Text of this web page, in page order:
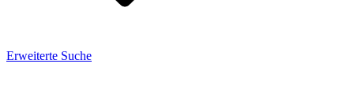
Erweiterte Suche